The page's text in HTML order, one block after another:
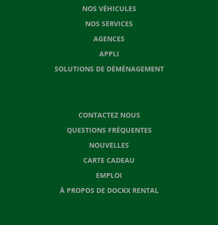
NOS VÉHICULES
NOS SERVICES
AGENCES
APPLI
SOLUTIONS DE DÉMÉNAGEMENT
CONTACTEZ NOUS
QUESTIONS FRÉQUENTES
NOUVELLES
CARTE CADEAU
EMPLOI
À PROPOS DE DOCKX RENTAL